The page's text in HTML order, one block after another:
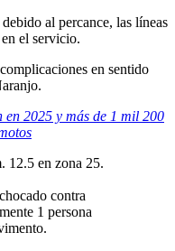
al percance, las líneas
el servicio.
en sentido
en 2025 y más de 1 mil 200
12.5 en zona 25.
contra
1 persona